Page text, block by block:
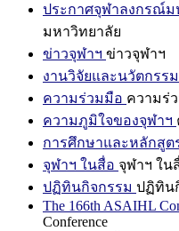
ประกาศจุฬาลงกรณ์ม
มหาวิทยาลัย
ข่าวจุฬาฯ ข่าวจุฬาฯ
งานวิจัยและนวัตกรรม
ความร่วมมือ ความร่
ความภูมิใจของจุฬาฯ
การศึกษาและหลักสูต
จุฬาฯ ในสื่อ จุฬาฯ ใน
ปฏิทินกิจกรรม ปฏิทิน
The 166th ASAIHL
Conference